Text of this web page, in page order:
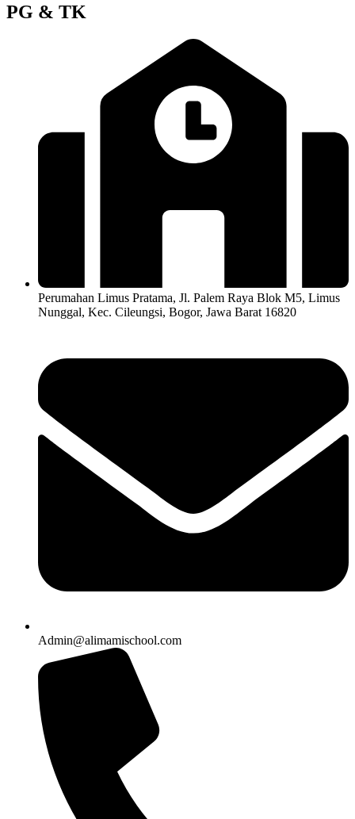
PG & TK
Perumahan Limus Pratama, Jl. Palem Raya Blok M5, Limus
Nunggal, Kec. Cileungsi, Bogor, Jawa Barat 16820
Admin@alimamischool.com